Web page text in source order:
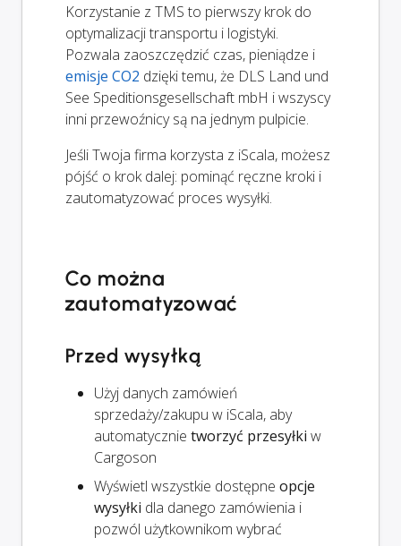
Korzystanie z TMS to pierwszy krok do
optymalizacji transportu i logistyki.
Pozwala zaoszczędzić czas, pieniądze i
emisje CO2 dzięki temu, że DLS Land und
See Speditionsgesellschaft mbH i wszyscy
inni przewoźnicy są na jednym pulpicie.
Jeśli Twoja firma korzysta z iScala, możesz
pójść o krok dalej: pominąć ręczne kroki i
zautomatyzować proces wysyłki.
Co można
zautomatyzować
Przed wysyłką
Użyj danych zamówień
sprzedaży/zakupu w iScala, aby
automatycznie tworzyć przesyłki w
Cargoson
Wyświetl wszystkie dostępne opcje
wysyłki dla danego zamówienia i
pozwól użytkownikom wybrać